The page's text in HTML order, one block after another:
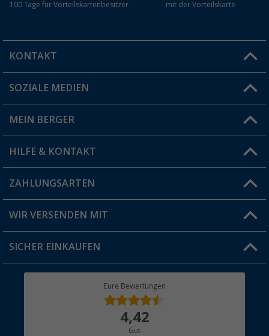
100 Tage für Vorteilskartenbesitzer
mit der Vorteilskarte
KONTAKT
Du hast eine Frage?
Filiale finden
SOZIALE MEDIEN
MEIN BERGER
Vorteilskarte
Blog
Jobs & Karriere
HILFE & KONTAKT
FAQ & Kontakt
Versandinformationen
Rücksendung
ZAHLUNGSARTEN
WIR VERSENDEN MIT
SICHER EINKAUFEN
Eure Bewertungen
4,42
Gut